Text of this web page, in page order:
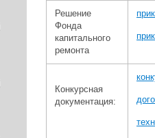
Решение
Фонда
капитального
ремонта
Конкурсная
документация: